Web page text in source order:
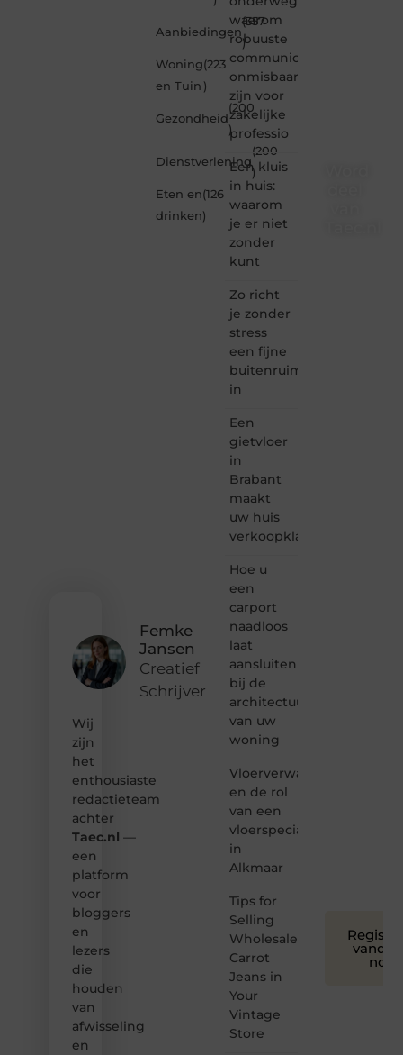
Femke
Jansen
Creatief
Schrijver
Wij
zijn
het
enthousiaste
redactieteam
achter
Taec.nl —
een
platform
voor
bloggers
en
lezers
die
houden
van
afwisseling
en
Aanbiedingen
(357
)
Woning
en Tuin
(223
)
Gezondheid
(200
)
Dienstverlening
(200
)
Eten en
drinken
(126
)
waarom
robuuste
communicatiemiddelen
onmisbaar
zijn voor
zakelijke
professio
Een kluis
in huis:
waarom
je er niet
zonder
kunt
Zo richt
je zonder
stress
een fijne
buitenruimte
in
Een
gietvloer
in
Brabant
maakt
uw huis
verkoopklaar
Hoe u
een
carport
naadloos
laat
aansluiten
bij de
architectuur
van uw
woning
Vloerverwarming
en de rol
van een
vloerspecialist
in
Alkmaar
Tips for
Selling
Wholesale
Carrot
Jeans in
Your
Vintage
Store
nog